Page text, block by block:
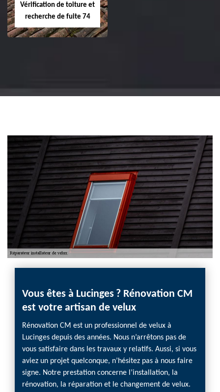
Vérification de toiture et
recherche de fuite 74
Vous êtes à Lucinges ? Rénovation CM
est votre artisan de velux
Rénovation CM est un professionnel de velux à
Lucinges depuis des années. Nous n’arrêtons pas de
vous satisfaire dans les travaux y relatifs. Aussi, si vous
aviez un projet quelconque, n’hésitez pas à nous faire
signe. Notre prestation concerne l’installation, la
rénovation, la réparation et le changement de velux.